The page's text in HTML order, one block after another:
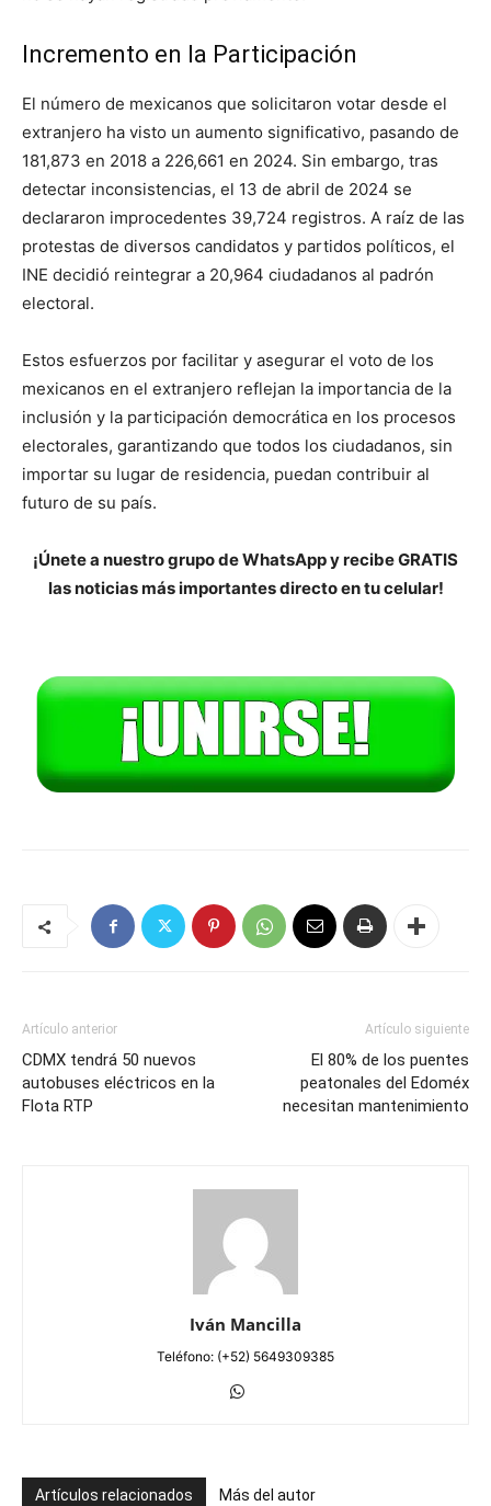
Incremento en la Participación
El número de mexicanos que solicitaron votar desde el
extranjero ha visto un aumento significativo, pasando de
181,873 en 2018 a 226,661 en 2024. Sin embargo, tras
detectar inconsistencias, el 13 de abril de 2024 se
declararon improcedentes 39,724 registros. A raíz de las
protestas de diversos candidatos y partidos políticos, el
INE decidió reintegrar a 20,964 ciudadanos al padrón
electoral.
Estos esfuerzos por facilitar y asegurar el voto de los
mexicanos en el extranjero reflejan la importancia de la
inclusión y la participación democrática en los procesos
electorales, garantizando que todos los ciudadanos, sin
importar su lugar de residencia, puedan contribuir al
futuro de su país.
¡Únete a nuestro grupo de WhatsApp y recibe GRATIS
las noticias más importantes directo en tu celular!
Artículo anterior
CDMX tendrá 50 nuevos
autobuses eléctricos en la
Flota RTP
Artículo siguiente
El 80% de los puentes
peatonales del Edoméx
necesitan mantenimiento
Iván Mancilla
Teléfono: (+52) 5649309385
Artículos relacionados Más del autor